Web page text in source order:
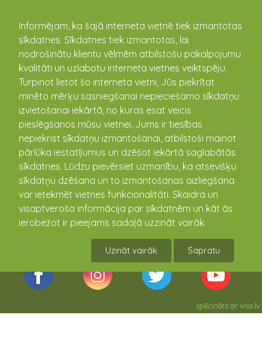
Informējam, ka šajā interneta vietnē tiek izmantotas
sīkdatnes. Sīkdatnes tiek izmantotas, lai
nodrošinātu klientu vēlmēm atbilstošu pakalpojumu
kvalitāti un uzlabotu interneta vietnes veiktspēju.
Turpinot lietot šo interneta vietni, Jūs piekrītat
minēto mērķu sasniegšanai nepieciešamo sīkdatņu
izvietošanai iekārtā, no kuras esat veicis
pieslēgšanos mūsu vietnei. Jums ir tiesības
nepiekrist sīkdatņu izmantošanai, atbilstoši mainot
pārlūka iestatījumus un dzēšot iekārtā saglabātās
sīkdatnes. Lūdzu pievērsiet uzmanību, ka atsevišķu
sīkdatņu dzēšana un to izmantošanas aizliegšana
var ietekmēt vietnes funkcionalitāti. Skaidra un
visaptveroša informācija par sīkdatnēm un kāt ās
ierobežot ir pieejams sadaļā uzzināt vairāk.
Uzināt vairāk Sapratu
kandava.lv
Kandavas pilsētas, Cēres un Kandavas pagastu
pārvalde
Dārza iela 6, Kandava, Tukuma novads, Latvija, LV-3120
(+371) 63182028
www.kandava.lv
spēcināts arviss.lv